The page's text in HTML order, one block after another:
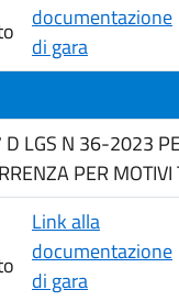
documentazione
di gara
LGS N 36-2023
PER
Link alla
documentazione
di gara